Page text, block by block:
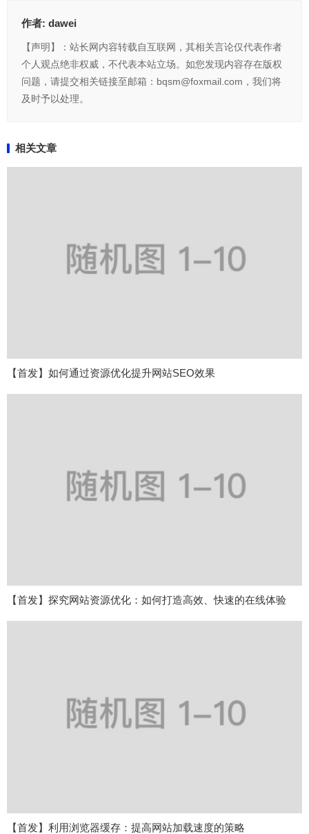
作者: dawei
【声明】：站长网内容转载自互联网，其相关言论仅代表作者
个人观点绝非权威，不代表本站立场。如您发现内容存在版权
问题，请提交相关链接至邮箱：bqsm@foxmail.com，我们将
及时予以处理。
相关文章
【首发】如何通过资源优化提升网站SEO效果
【首发】探究网站资源优化：如何打造高效、快速的在线体验
【首发】利用浏览器缓存：提高网站加载速度的策略